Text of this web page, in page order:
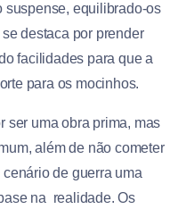
suspense, equilibrado-os
destaca por prender
facilidades para que a
para os mocinhos.
ser uma obra prima, mas
além de não cometer
de guerra uma
na realidade. Os